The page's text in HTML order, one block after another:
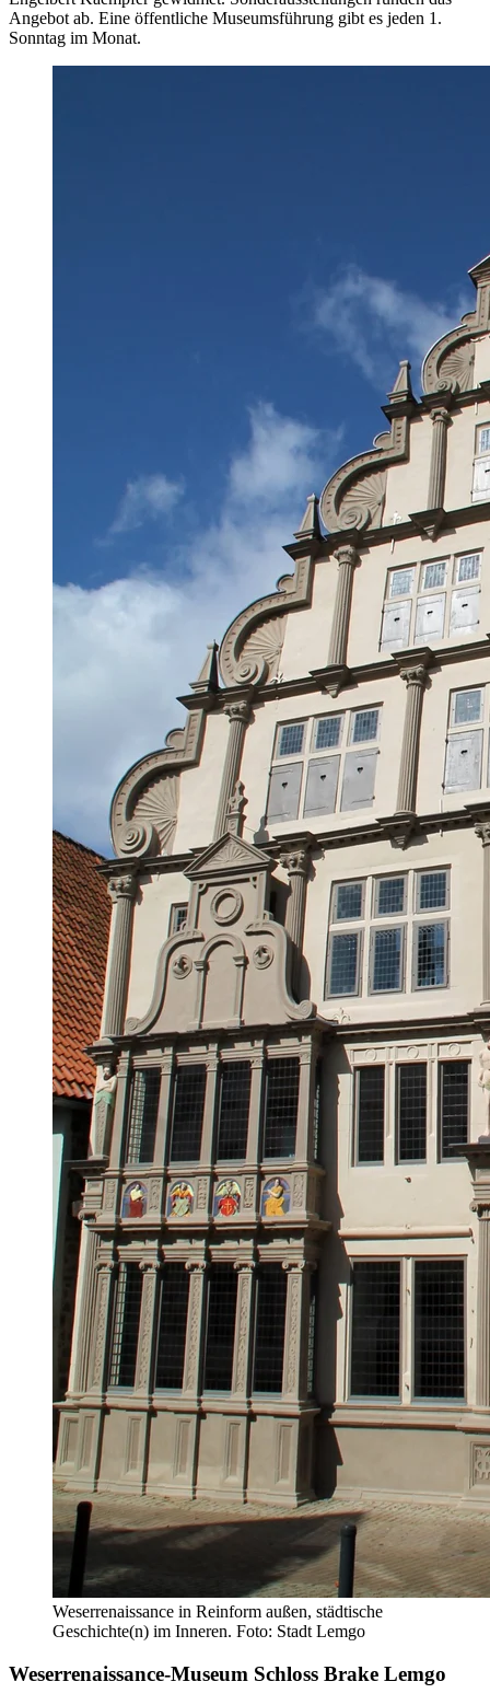
Angebot ab. Eine öffentliche Museumsführung gibt es jeden 1.
Sonntag im Monat.
Weserrenaissance in Reinform außen, städtische
Geschichte(n) im Inneren. Foto: Stadt Lemgo
Weserrenaissance-Museum Schloss Brake Lemgo